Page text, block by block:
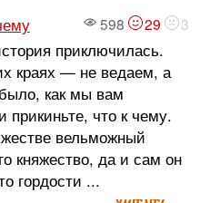
598 29 3
приключилась.
краях — не ведаем, а
как мы вам
что к чему.
вельможный
княжество, да и сам он
гордости ...